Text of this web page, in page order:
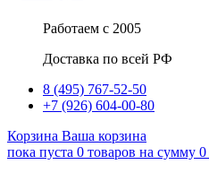
Работаем с 2005
Доставка по всей РФ
8 (495) 767-52-50
+7 (926) 604-00-80
Корзина Ваша корзина
пока пуста 0 товаров на сумму 0